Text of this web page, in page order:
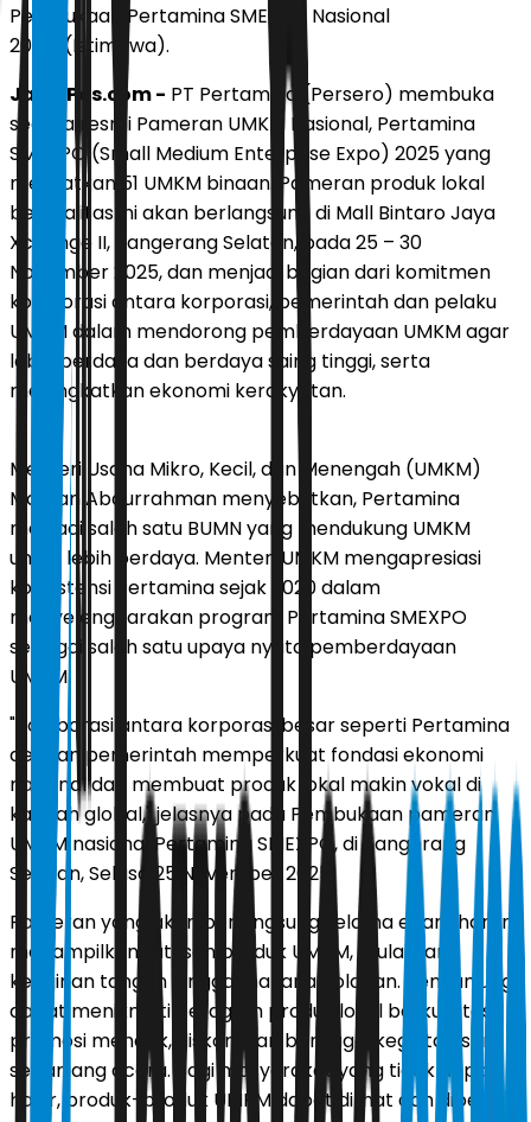
Pembukaan Pertamina SMEXPO Nasional
2025/(Istimewa).
JawaPos.com - PT Pertamina (Persero) membuka
secara resmi Pameran UMKM Nasional, Pertamina
SMEXPO (Small Medium Enterprise Expo) 2025 yang
melibatkan 51 UMKM binaan. Pameran produk lokal
berkualitas ini akan berlangsung di Mall Bintaro Jaya
Xchange II, Tangerang Selatan, pada 25 – 30
November 2025, dan menjadi bagian dari komitmen
kolaborasi antara korporasi, pemerintah dan pelaku
UMKM dalam mendorong pemberdayaan UMKM agar
lebih berdaya dan berdaya saing tinggi, serta
meningkatkan ekonomi kerakyatan.
Menteri Usaha Mikro, Kecil, dan Menengah (UMKM)
Maman Abdurrahman menyebutkan, Pertamina
menjadi salah satu BUMN yang mendukung UMKM
untuk lebih berdaya. Menteri UMKM mengapresiasi
konsistensi Pertamina sejak 2020 dalam
menyelenggarakan program Pertamina SMEXPO
sebagai salah satu upaya nyata pemberdayaan
UMKM.
"Kolaborasi antara korporasi besar seperti Pertamina
dengan pemerintah memperkuat fondasi ekonomi
nasional dan membuat produk lokal makin vokal di
kancah global," jelasnya pada Pembukaan pameran
UMKM nasional Pertamina SMEXPO, di Tangerang
Selatan, Selasa 25 November 2025.
Pameran yang akan berlangsung selama enam hari ini
menampilkan ratusan produk UMKM, mulai dari
kerajinan tangan hingga makanan olahan. Pengunjung
dapat menikmati beragam produk lokal berkualitas,
promosi menarik, diskon, dan berbagai kegiatan seru
sepanjang acara. Bagi masyarakat yang tidak dapat
hadir, produk-produk UMKM dapat dilihat dan dibeli